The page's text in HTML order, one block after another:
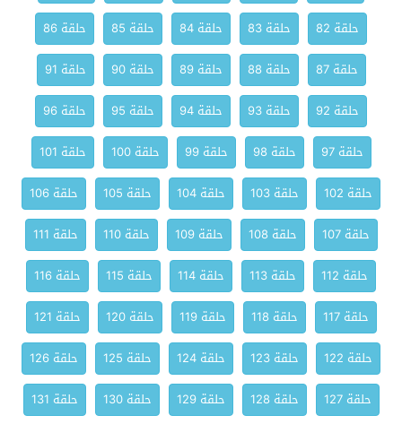
حلقة 82
حلقة 83 حلقة 84 حلقة 85
حلقة 86
حلقة 87
حلقة 88 حلقة 89 حلقة 90
حلقة 91
حلقة 92
حلقة 93 حلقة 94 حلقة 95
حلقة 96
حلقة 97
حلقة 98 حلقة 99 حلقة 100
حلقة 101
حلقة 102
حلقة 103 حلقة 104 حلقة 105
حلقة 106
حلقة 107
حلقة 108 حلقة 109 حلقة 110
حلقة 111
حلقة 112
حلقة 113 حلقة 114 حلقة 115
حلقة 116
حلقة 117
حلقة 118 حلقة 119 حلقة 120
حلقة 121
حلقة 122
حلقة 123 حلقة 124 حلقة 125
حلقة 126
حلقة 127
حلقة 128 حلقة 129 حلقة 130 حلقة 131